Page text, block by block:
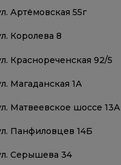
Артёмовская 55г
Королева 8
Краснореченская 92/5
Магаданская 1А
Матвеевское шоссе 13А
Панфиловцев 14Б
Серышева 34